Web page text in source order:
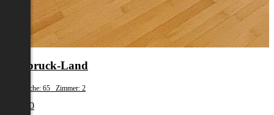
Innsbruck-Land
Wohnfläche: 65 Zimmer: 2
€ 1.390